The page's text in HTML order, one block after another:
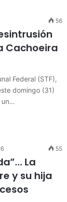
56
Cachoeira
Federal (STF),
domingo (31)
un…
55
La
y su hija